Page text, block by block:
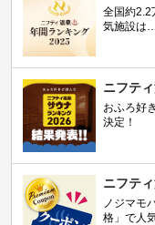
全国約2.2
気施設は…
ニフテ
おふろ好
決定！
ニフテ
ノジマモ
格」で人